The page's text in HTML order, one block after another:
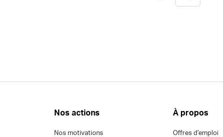
Nos actions
Nos motivations
À propos
Offres d’emploi